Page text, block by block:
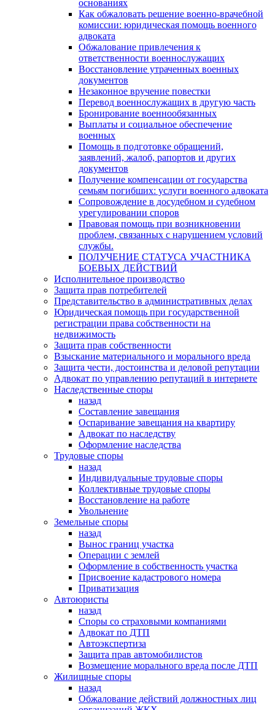
основаниях
Как обжаловать решение военно-врачебной
комиссии: юридическая помощь военного
адвоката
Обжалование привлечения к
ответственности военнослужащих
Восстановление утраченных военных
документов
Незаконное вручение повестки
Перевод военнослужащих в другую часть
Бронирование военнообязанных
Выплаты и социальное обеспечение
военных
Помощь в подготовке обращений,
заявлений, жалоб, рапортов и других
документов
Получение компенсации от государства
семьям погибших: услуги военного адвоката
Сопровождение в досудебном и судебном
урегулировании споров
Правовая помощь при возникновении
проблем, связанных с нарушением условий
службы.
ПОЛУЧЕНИЕ СТАТУСА УЧАСТНИКА
БОЕВЫХ ДЕЙСТВИЙ
Исполнительное производство
Защита прав потребителей
Представительство в административных делах
Юридическая помощь при государственной
регистрации права собственности на
недвижимость
Защита прав собственности
Взыскание материального и морального вреда
Защита чести, достоинства и деловой репутации
Адвокат по управлению репутаций в интернете
Наследственные споры
назад
Составление завещания
Оспаривание завещания на квартиру
Адвокат по наследству
Оформление наследства
Трудовые споры
назад
Индивидуальные трудовые споры
Коллективные трудовые споры
Восстановление на работе
Увольнение
Земельные споры
назад
Вынос границ участка
Операции с землей
Оформление в собственность участка
Присвоение кадастрового номера
Приватизация
Автоюристы
назад
Споры со страховыми компаниями
Адвокат по ДТП
Автоэкспертиза
Защита прав автомобилистов
Возмещение морального вреда после ДТП
Жилищные споры
назад
Обжалование действий должностных лиц